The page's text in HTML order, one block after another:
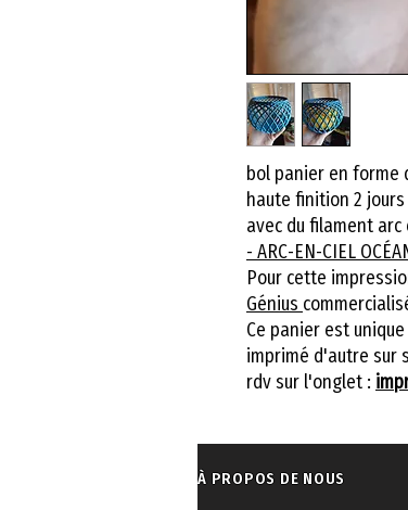
bol panier en forme
haute finition 2
avec du filament arc
- ARC-EN-CIEL
Pour cette
Génius
Ce panier est
imprimé d'autre sur
rdv sur l'onglet :
À PROPOS DE NOUS